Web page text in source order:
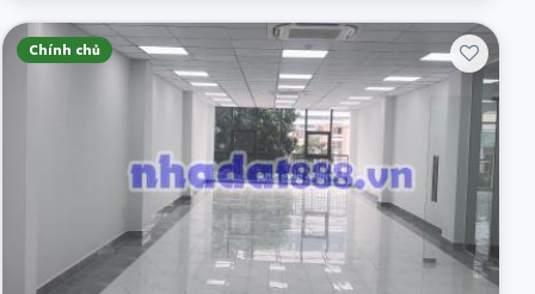
Chính chủ